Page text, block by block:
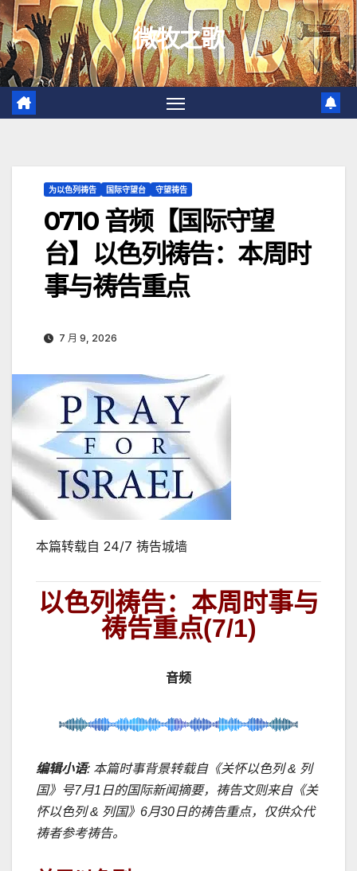
跳
至
内
容
微牧之歌
为以色列祷告 国际守望台 守望祷告
0710 音频【国际守望
台】以色列祷告：本周时
事与祷告重点
7 月 9, 2026
本篇转载自 24/7 祷告城墙
以色列祷告：本周时事与
祷告重点(7/1)
音频
编辑小语: 本篇时事背景转载自《关怀以色列& 列
国》号7月1 日的国际新闻摘要，祷告文则来自《关
怀以色列& 列国》 6月30日的祷告重点，仅供众代
祷者参考祷告。